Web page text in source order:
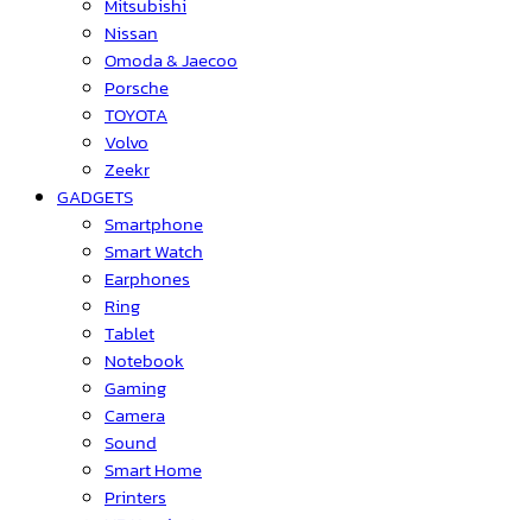
Nissan
Omoda & Jaecoo
Porsche
TOYOTA
Volvo
Zeekr
GADGETS
Smartphone
Smart Watch
Earphones
Ring
Tablet
Notebook
Gaming
Camera
Sound
Smart Home
Printers